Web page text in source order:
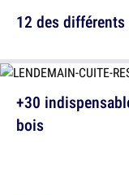
+30
bois
12 des